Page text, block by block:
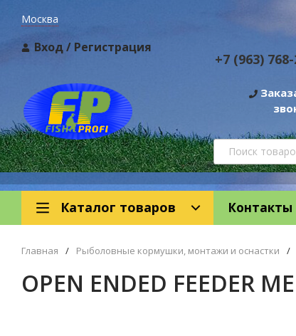
Москва
Вход/ Регистрация
+7 (963)
Каталог товаров Контакты
Главная / Рыболовные кормушки, монтажи и оснастки /
OPEN ENDED FEEDER